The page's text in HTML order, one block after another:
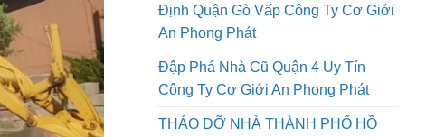
An Phong Phát Uy Tín Số 1
Tháo Dỡ Nhà Đường Lê Quang
Định Quận Gò Vấp Công Ty Cơ Giới
An Phong Phát
Đập Phá Nhà Cũ Quận 4 Uy Tín